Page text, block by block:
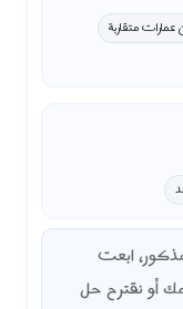
متقاربة
ابعت
أو نقترح حل